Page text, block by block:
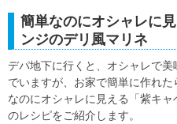
簡単なのにオシャレに
ンジのデリ風マリネ
デパ地下に行くと、オシャレで
でいますが、お家で簡単に作れ
なのにオシャレに見える「紫キャ
のレシピをご紹介します。